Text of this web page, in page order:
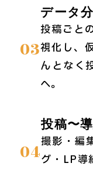
03
データ
投稿ごと
視化し、
んとなく
へ。
04
投稿〜
撮影・編
グ・LP導